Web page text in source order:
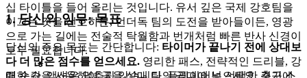
십 타이틀을 들어 올리는 것입니다. 유서 깊은 국제 강호팀을
이끄는 것을 선호하든, 언더독 팀의 도전을 받아들이든, 영광
으로 가는 길에는 전술적 탁월함과 번개처럼 빠른 반사 신경이
모두 필요합니다.
1. 당신의 임무: 목표
당신의 주요 목표는 간단합니다: 타이머가 끝나기 전에 상대보
다 더 많은 점수를 얻으세요. 영리한 패스, 전략적인 드리블, 강